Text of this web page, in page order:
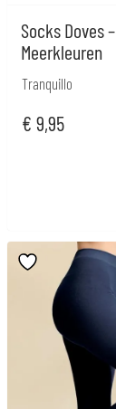
Socks Doves –
Meerkleuren
Tranquillo
€ 9,95